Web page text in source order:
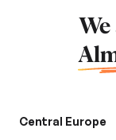
Central Europe